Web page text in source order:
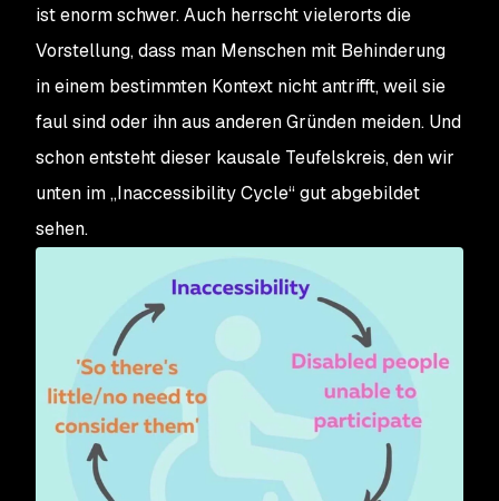
ist enorm schwer. Auch herrscht vielerorts die
Vorstellung, dass man Menschen mit Behinderung
in einem bestimmten Kontext nicht antrifft, weil sie
faul sind oder ihn aus anderen Gründen meiden. Und
schon entsteht dieser kausale Teufelskreis, den wir
unten im „Inaccessibility Cycle“ gut abgebildet
sehen.